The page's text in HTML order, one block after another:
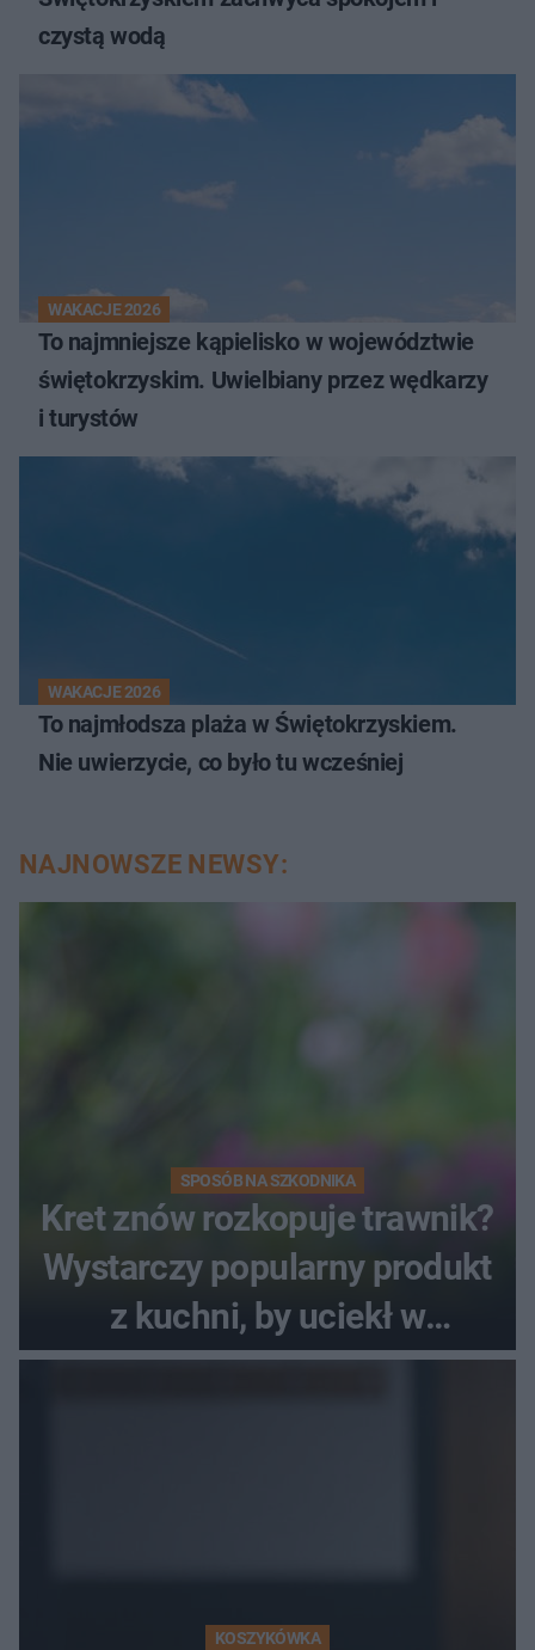
czystą wodą
WAKACJE 2026
To najmniejsze kąpielisko w województwie
świętokrzyskim. Uwielbiany przez wędkarzy
i turystów
WAKACJE 2026
To najmłodsza plaża w Świętokrzyskiem.
Nie uwierzycie, co było tu wcześniej
NAJNOWSZE NEWSY:
SPOSÓB NA SZKODNIKA
Kret znów rozkopuje trawnik?
Wystarczy popularny produkt
z kuchni, by uciekł w
popłochu
KOSZYKÓWKA